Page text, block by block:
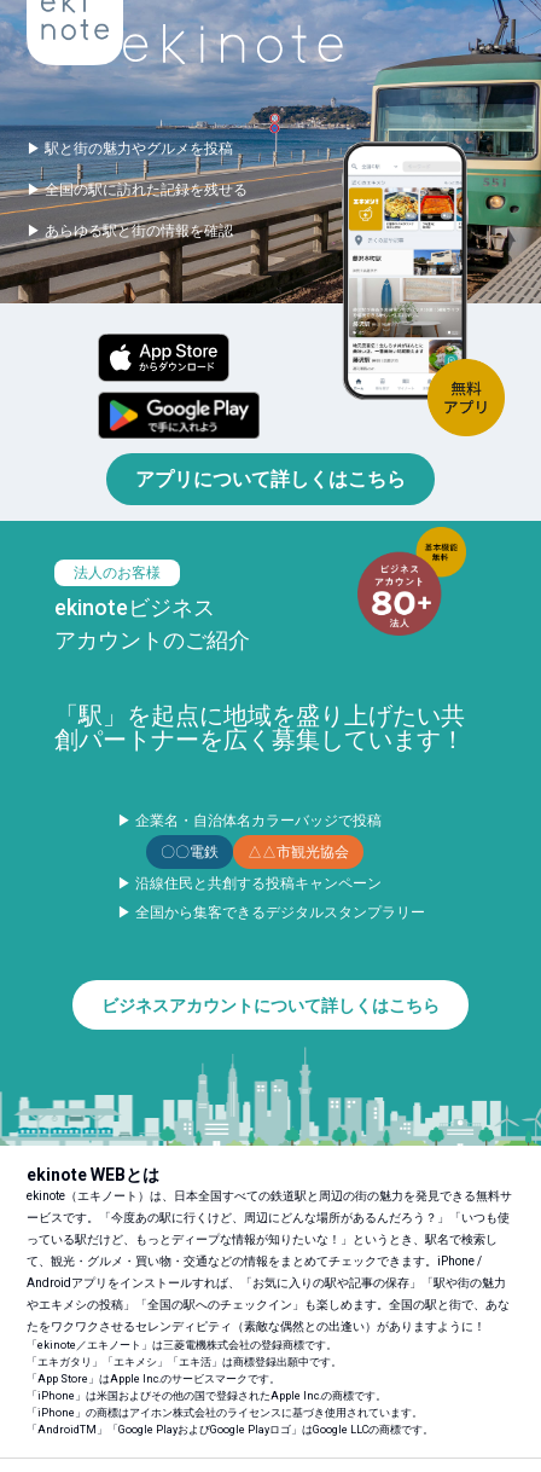
▶ 駅と街の魅力やグルメを投稿
▶ 全国の駅に訪れた記録を残せる
▶ あらゆる駅と街の情報を確認
アプリについて詳しくはこちら
法人のお客様
ekinoteビジネス
アカウントのご紹介
「駅」を起点に地域を盛り上げたい共
創パートナーを広く募集しています！
▶ 企業名・自治体名カラーバッジで投稿
〇〇電鉄
△△市観光協会
▶ 沿線住民と共創する投稿キャンペーン
▶ 全国から集客できるデジタルスタンプラリー
ビジネスアカウントについて詳しくはこちら
ekinote WEBとは
ekinote（エキノート）は、日本全国すべての鉄道駅と周辺の街の魅力を発見できる無料サ
ービスです。「今度あの駅に行くけど、周辺にどんな場所があるんだろう？」「いつも使
っている駅だけど、もっとディープな情報が知りたいな！」というとき、駅名で検索し
て、観光・グルメ・買い物・交通などの情報をまとめてチェックできます。iPhone /
Androidアプリをインストールすれば、「お気に入りの駅や記事の保存」「駅や街の魅力
やエキメシの投稿」「全国の駅へのチェックイン」も楽しめます。全国の駅と街で、あな
たをワクワクさせるセレンディピティ（素敵な偶然との出逢い）がありますように！
「ekinote／エキノート」は三菱電機株式会社の登録商標です。
「エキガタリ」「エキメシ」「エキ活」は商標登録出願中です。
「App Store」はApple Inc.のサービスマークです。
「iPhone」は米国およびその他の国で登録されたApple Inc.の商標です。
「iPhone」の商標はアイホン株式会社のライセンスに基づき使用されています。
「AndroidTM 」「Google PlayおよびGoogle Playロゴ」はGoogle LLCの商標です。